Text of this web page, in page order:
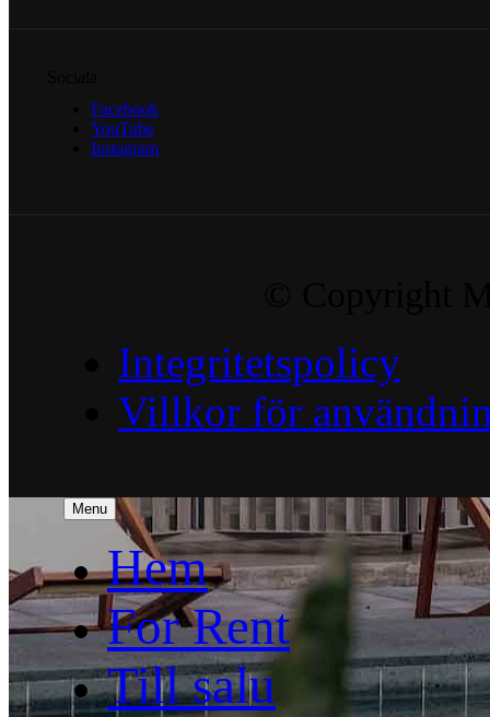
Facebook
YouTube
Instagram
Integritetspolicy
Villkor för
Menu
Hem
For Rent
Till salu